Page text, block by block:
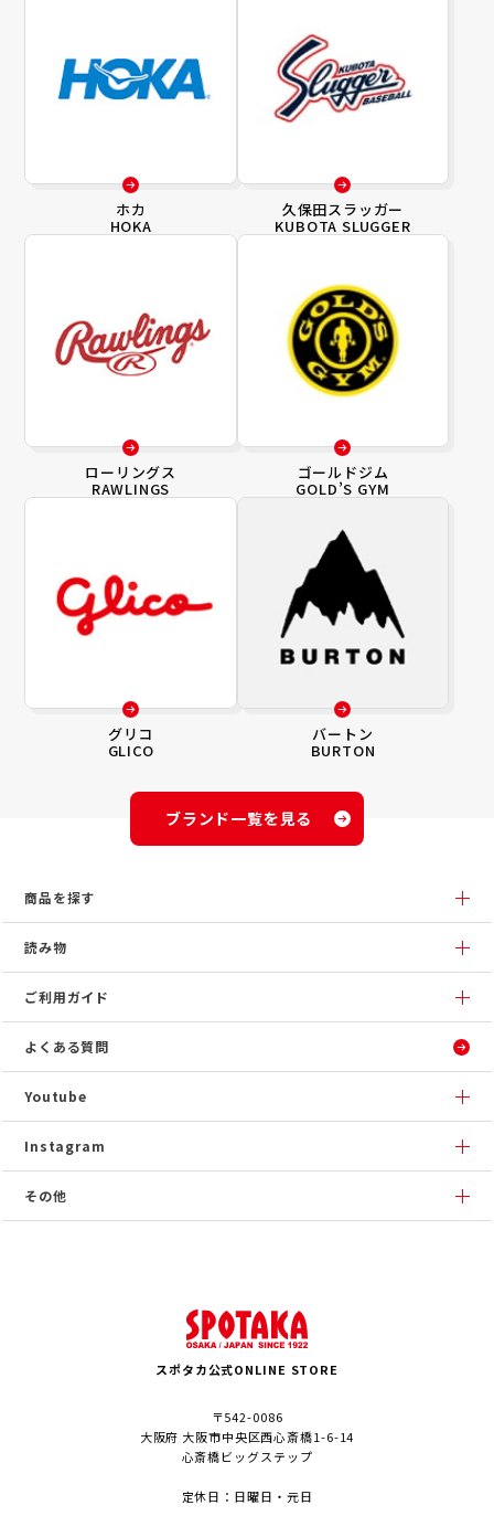
ホカ
HOKA
久保田スラッガー
KUBOTA SLUGGER
ローリングス
RAWLINGS
ゴールドジム
GOLD’S GYM
グリコ
GLICO
バートン
BURTON
ブランド一覧を見る
商品を探す
読み物
ご利用ガイド
よくある質問
Youtube
Instagram
その他
スポタカ公式ONLINE STORE
〒542-0086
大阪府 大阪市中央区西心斎橋1-6-14
心斎橋ビッグステップ
定休日：日曜日・元日